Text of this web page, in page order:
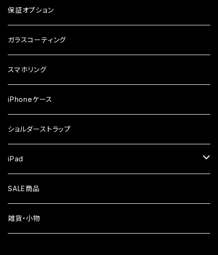
ケース
ガラスフィルム
arrows
ガラスフィルム
シンプルスマホ
ガラスフィルム
らくらくスマホ
ガラスフィルム
OPPO
ガラスフィルム
Xiaomi
ガラスフィルム
iPhone
iPhone17e
iPhone17ProMax
iPhone16
iPhone15
Android
保証オプション
ガラスコーティング
スマホリング
iPhoneケース
ショルダーストラップ
iPad
液晶フィルム
SALE商品
雑貨・小物